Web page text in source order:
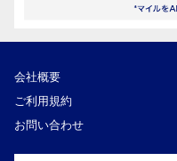
会社概要
ご利用規約
お問い合わせ